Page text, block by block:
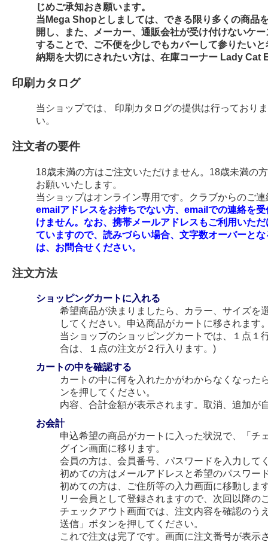
じめご承知おき願います。
当Mega Shopとしましては、できる限り多くの商品
開し、また、メーカー、通販会社が受け付けないケ
することで、ご不便を少しでもカバーして参りたい
納期を大切にされたい方は、在庫コーナー Lady Cat
印刷カタログ
当ショップでは、 印刷カタログの提供は行っており
い。
注文者の要件
18歳未満の方はご注文いただけません。18歳未満の
お願いいたします。
当ショップはオンライン専用です。クラブからのご
emailアドレスをお持ちでない方、emailでの連絡を
けません。なお、携帯メールアドレスもご利用いた
ていますので、読みづらい場合、文字数オーバーと
は、お問合せください。
注文方法
ショッピングカートに入れる
希望商品が決まりましたら、カラー、サイズを
してください。申込商品がカートに移されます
当ショップのショッピングカートでは、１点１
合は、１点の注文が２行入ります。)
カートの中を確認する
カートの中に何を入れたかがわからなくなった
ンを押してください。
内容、合計金額が表示されます。取消、追加が
お会計
申込希望の商品がカートに入った状況で、「チ
グイン画面に移ります。
会員の方は、会員番号、パスワードを入力して
初めての方はメールアドレスと希望のパスワー
初めての方は、ご住所等の入力画面に移動しま
リー会員として登録されますので、次回以降の
チェックアウト画面では、注文内容を確認のう
送信」ボタンを押してください。
これで注文は完了です。画面に注文番号が表